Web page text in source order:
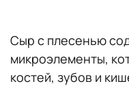
Сыр с плесенью
микроэлементы,
костей, зубов и